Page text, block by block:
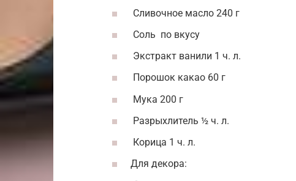
Сливочное масло 240 г
Соль по вкусу
Экстракт ванили 1 ч. л.
Порошок какао 60 г
Мука 200 г
Разрыхлитель ½ ч. л.
Корица 1 ч. л.
Для декора: